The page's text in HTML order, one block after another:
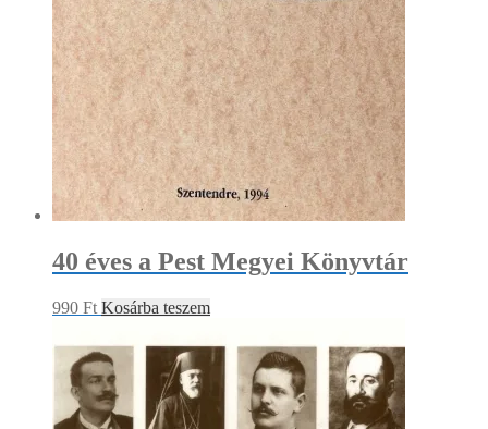
40 éves a Pest Megyei Könyvtár
990 Ft Kosárba teszem